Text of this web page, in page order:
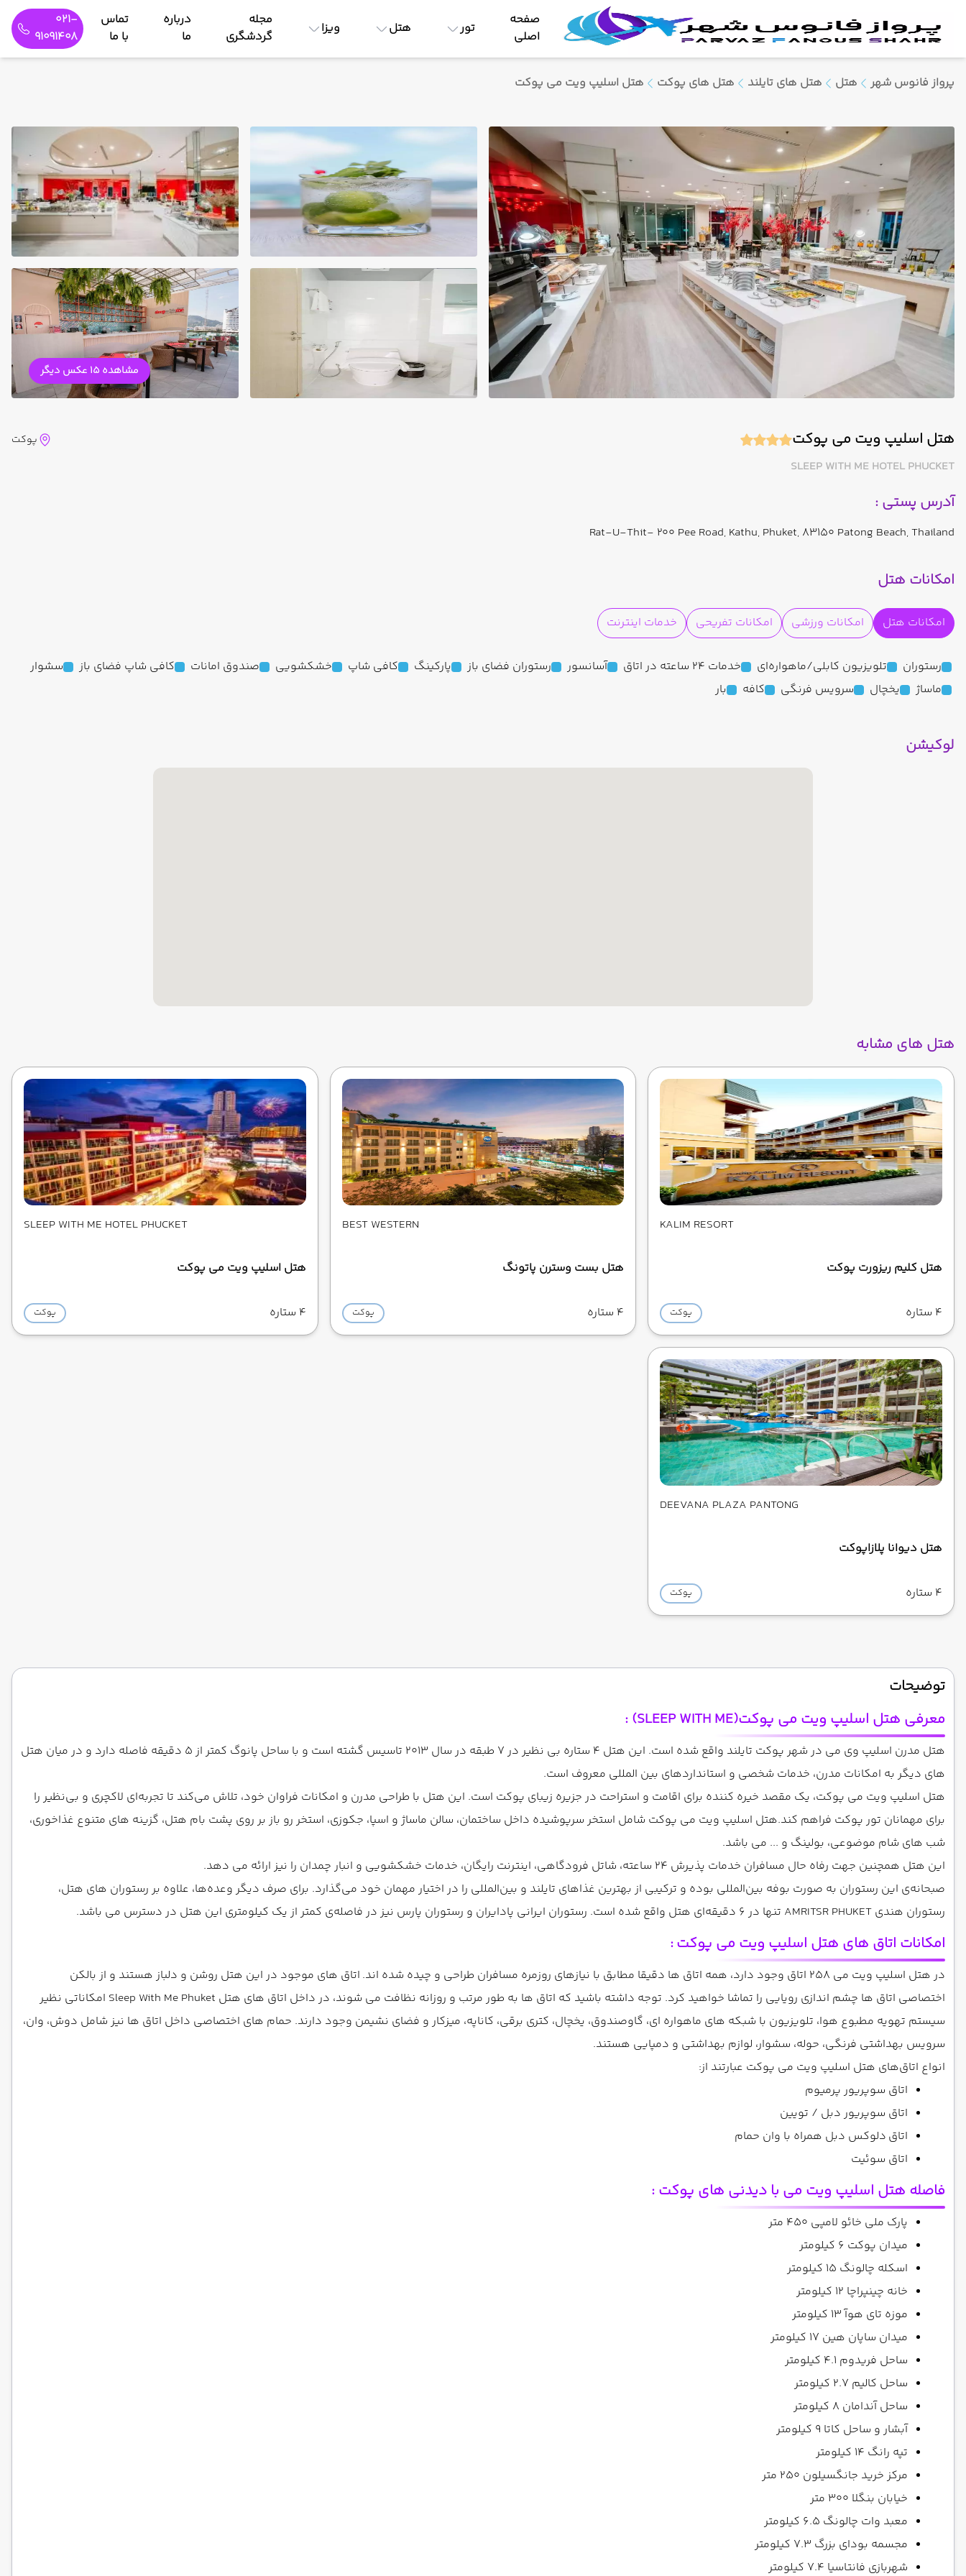
صفحه
اصلی
تور هتل ویزا
مجله
گردشگری
درباره
ما
تماس
با ما
021-
91091408
پرواز فانوس شهر هتل هتل های تایلند هتل های پوکت هتل اسلیپ ویت می پوکت
مشاهده 15 عکس دیگر
هتل اسلیپ ویت می پوکت
SLEEP WITH ME HOTEL PHUCKET
پوکت
آدرس پستی :
Rat-U-Thit- 200 Pee Road, Kathu, Phuket, 83150 Patong Beach, Thailand
امکانات هتل
امکانات هتل امکانات ورزشی امکانات تفریحی خدمات اینترنت
رستوران تلویزیون کابلی/ماهواره‌ای خدمات 24 ساعته در اتاق آسانسور رستوران فضای باز پارکینگ کافی شاپ خشکشویی صندوق امانات کافی شاپ فضای باز
سشوار
ماساژ
یخچال سرویس فرنگی کافه بار
لوکیشن
هتل های مشابه
KALIM RESORT
هتل کلیم ریزورت پوکت
4 ستاره پوکت
BEST WESTERN
هتل بست وسترن پاتونگ
4 ستاره پوکت
SLEEP WITH ME HOTEL PHUCKET
هتل اسلیپ ویت می پوکت
4 ستاره پوکت
DEEVANA PLAZA PANTONG
هتل دیوانا پلازاپوکت
4 ستاره پوکت
توضیحات
معرفی هتل اسلیپ ویت می پوکت(SLEEP WITH ME
) :
هتل مدرن اسلیپ وی می در شهر پوکت تایلند واقع شده است. این هتل 4 ستاره بی نظیر در 7 طبقه در سال 2013 تاسیس گشته است و با ساحل پانوگ کمتر از ۵ دقیقه فاصله دارد و در میان هتل
های دیگر به امکانات مدرن، خدمات شخصی و استانداردهای بین المللی معروف است.
هتل اسلیپ ویت می پوکت، یک مقصد خیره کننده برای اقامت و استراحت در جزیره زیبای پوکت است. این هتل با طراحی مدرن و امکانات فراوان خود، تلاش می‌کند تا تجربه‌ای لاکچری و بی‌نظیر را
برای مهمانان تور پوکت فراهم کند.هتل اسلیپ ویت می پوکت شامل استخر سرپوشیده داخل ساختمان، سالن ماساژ و اسپا، جکوزی، استخر رو باز بر روی پشت بام هتل، گزینه های متنوع غذاخوری،
شب های شام موضوعی، بولینگ و ... می باشد.
این هتل همچنین جهت رفاه حال مسافران خدمات پذیرش 24 ساعته، شاتل فرودگاهی، اینترنت رایگان، خدمات خشکشویی و انبار چمدان را نیز ارائه می دهد.
صبحانه‌ی این رستوران به صورت بوفه بین‌المللی بوده و ترکیبی از بهترین غذاهای تایلند و بین‌المللی را در اختیار مهمان خود می‌گذارد. برای صرف دیگر وعده‌ها، علاوه بر رستوران های هتل،
رستوران هندی AMRITSR PHUKET تنها در 6 دقیقه‌ای هتل واقع شده است. رستوران ایرانی پادایران و رستوران پارس نیز در فاصله‌ی کمتر از یک کیلومتری این هتل در دسترس می باشد.
امکانات اتاق های هتل اسلیپ ویت می پوکت:
در هتل اسلیپ ویت می 258 اتاق وجود دارد، همه اتاق ها دقیقا مطابق با نیازهای روزمره مسافران طراحی و چیده شده اند. اتاق های موجود در این هتل روشن و دلباز هستند و از بالکن
اختصاصی اتاق ها چشم اندازی رویایی را تماشا خواهید کرد. توجه داشته باشید که اتاق ها به طور مرتب و روزانه نظافت می شوند، در داخل اتاق های هتل Sleep With Me Phuket امکاناتی نظیر
سیستم تهویه مطبوع هوا، تلویزیون با شبکه های ماهواره ای، گاوصندوق، یخچال، کتری برقی، کاناپه، میزکار و فضای نشیمن وجود دارند. حمام های اختصاصی داخل اتاق ها نیز شامل دوش، وان،
سرویس بهداشتی فرنگی، حوله، سشوار، لوازم بهداشتی و دمپایی هستند.
انواع اتاق‌های هتل اسلیپ ویت می پوکت عبارتند از:
اتاق سوپریور پرمیوم
اتاق سوپریور دبل / تویین
اتاق دلوکس دبل همراه با وان حمام
اتاق سوئیت
فاصله هتل اسلیپ ویت می با دیدنی های پوکت :
پارک ملی خائو لامپی 450 متر
میدان پوکت 6 کیلومتر
اسکله چالونگ 15 کیلومتر
خانه چینپراچا 12 کیلومتر
موزه تای هوآ 13 کیلومتر
میدان ساپان هین 17 کیلومتر
ساحل فریدوم 4.1 کیلومتر
ساحل کالیم 2.7 کیلومتر
ساحل آندامان 8 کیلومتر
آبشار و ساحل کاتا 9 کیلومتر
تپه رانگ 14 کیلومتر
مرکز خرید جانگسیلون 250 متر
خیابان بنگلا 300 متر
معبد وات چالونگ 6.5 کیلومتر
مجسمه بودای بزرگ 7.3 کیلومتر
شهربازی فانتاسیا 7.4 کیلومتر